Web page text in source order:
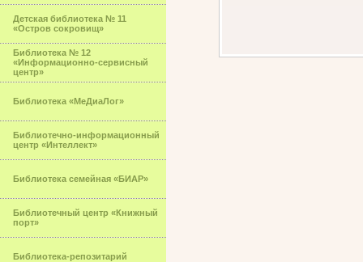
Детская библиотека № 11
«Остров сокровищ»
Библиотека № 12
«Информационно-сервисный
центр»
Библиотека «МеДиаЛог»
Библиотечно-информационный
центр «Интеллект»
Библиотека семейная «БИАР»
Библиотечный центр «Книжный
порт»
Библиотека-репозитарий